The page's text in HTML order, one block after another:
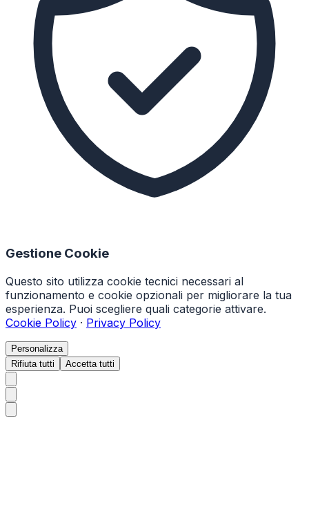
Gestione Cookie
Questo sito utilizza cookie tecnici necessari al
funzionamento e cookie opzionali per migliorare la tua
esperienza. Puoi scegliere quali categorie attivare.
Cookie Policy · Privacy Policy
Personalizza
Rifiuta tutti
Accetta tutti